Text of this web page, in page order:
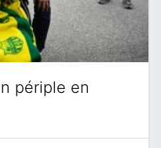
périple en